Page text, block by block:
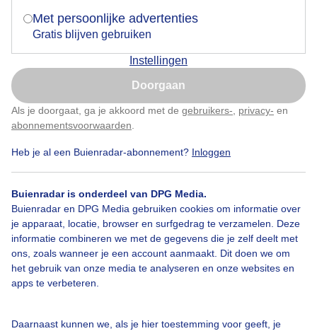
Met persoonlijke advertenties
Gratis blijven gebruiken
Instellingen
Doorgaan
Als je doorgaat, ga je akkoord met de gebruikers- privacy- en
abonnementsvoorwaarden
Heb je al een Buienradar-abonnement? Inloggen
Buienradar is onderdeel van DPG Media.
Buienradar en DPG Media gebruiken cookies om informatie over
je apparaat, locatie, browser en surfgedrag te verzamelen. Deze
informatie combineren we met de gegevens die je zelf deelt met
ons, zoals wanneer je een account aanmaakt. Dit doen we om
het gebruik van onze media te analyseren en onze websites en
apps te verbeteren.
Daarnaast kunnen we, als je hier toestemming voor geeft, je
Door: Nely V Frankenhuijzen Gemaakt: 14-09-2025, 23x bekeken
Zon Wolken Wind
Bekijk slideshow
Nu niet, misschien later
Klik hierom dit aan te passen